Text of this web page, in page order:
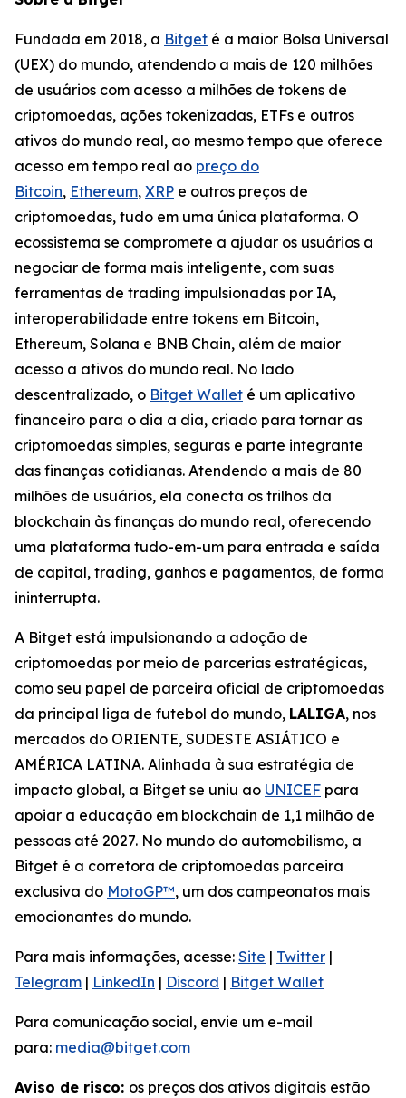
Fundada em 2018, a Bitget é a maior Bolsa Universal
(UEX) do mundo, atendendo a mais de 120 milhões
de usuários com acesso a milhões de tokens de
criptomoedas, ações tokenizadas, ETFs e outros
ativos do mundo real, ao mesmo tempo que oferece
acesso em tempo real ao preço do
Bitcoin, Ethereum, XRP e outros preços de
criptomoedas, tudo em uma única plataforma. O
ecossistema se compromete a ajudar os usuários a
negociar de forma mais inteligente, com suas
ferramentas de trading impulsionadas por IA,
interoperabilidade entre tokens em Bitcoin,
Ethereum, Solana e BNB Chain, além de maior
acesso a ativos do mundo real. No lado
descentralizado, o Bitget Wallet é um aplicativo
financeiro para o dia a dia, criado para tornar as
criptomoedas simples, seguras e parte integrante
das finanças cotidianas. Atendendo a mais de 80
milhões de usuários, ela conecta os trilhos da
blockchain às finanças do mundo real, oferecendo
uma plataforma tudo-em-um para entrada e saída
de capital, trading, ganhos e pagamentos, de forma
ininterrupta.
A Bitget está impulsionando a adoção de
criptomoedas por meio de parcerias estratégicas,
como seu papel de parceira oficial de criptomoedas
da principal liga de futebol do mundo, LALIGA, nos
mercados do ORIENTE, SUDESTE ASIÁTICO e
AMÉRICA LATINA. Alinhada à sua estratégia de
impacto global, a Bitget se uniu ao UNICEF para
apoiar a educação em blockchain de 1,1 milhão de
pessoas até 2027. No mundo do automobilismo, a
Bitget é a corretora de criptomoedas parceira
exclusiva do MotoGP™, um dos campeonatos mais
emocionantes do mundo.
Para mais informações, acesse: Site | Twitter |
Telegram | LinkedIn | Discord | Bitget Wallet
Para comunicação social, envie um e-mail
para: media@bitget.com
Aviso de risco: os preços dos ativos digitais estão